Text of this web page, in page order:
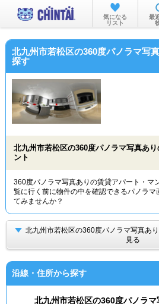
お部屋を探す
沿線・
不動産
気になる
リスト
最
北九州市若松区の360度パノラマ写
探す
北九州市若松区の360度パノラマ写真あ
ント
360度パノラマ写真ありの賃貸アパート・マ
覧に行く前に物件の中を確認できるパノラ
てみませんか？
北九州市若松区の360度パノラマ写真あ
見る
沿線・住所から探す
北九州市若松区の360度パノラ